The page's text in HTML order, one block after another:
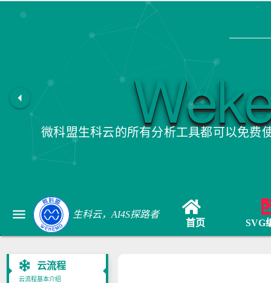
微科盟生科云的所有分析工具都可以免费
arrow_left
menu
生科云，AI4S探路者
首页
SVG
云流程
云流程基本介绍